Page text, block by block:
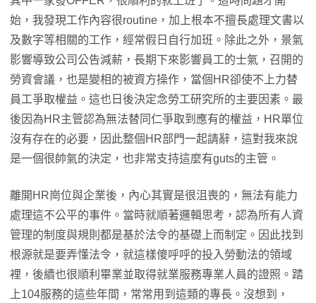
始，我發現工作內容很routine，加上根本不擅長處理文書以
及數字等相關的工作，經常假日自行加班。除此之外，景氣
影響導致公司公告減薪，長期下來影響員工的士氣，召開的
勞資會議，也是變相的被資方操作，當個HR卻使不上力替
員工爭取權益。這也日後決定念勞工研究所的主要因素。最
後因為HR主管認為無法替同仁爭取到應有的權益，HR單位
沒有存在的必要，因此整個HR部門一起請辭，這對我來說
是一個很帥氣的決定，也非常支持這麼有guts的主管。
離開HR崗位與企業後，內心其實是很沮喪的，無法有能力
處理這不公平的事件。當時就順著邏輯思考，認為所有人資
管理的制度與規則都是基於法令的基礎上而制定。因此找到
根源就是要弄懂法令，就這樣傻呼呼的投入勞動法的領域
裡，後續也很順利畢業並取得就業服務專業人員的證照。踏
上104服務的這些年間，常常用到這類的專長。沒想到，